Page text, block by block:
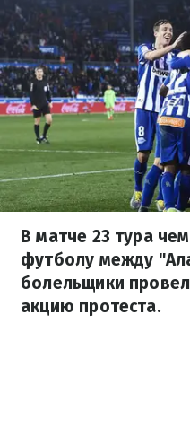
В матче 23 тура
футболу между
болельщики
акцию протеста.